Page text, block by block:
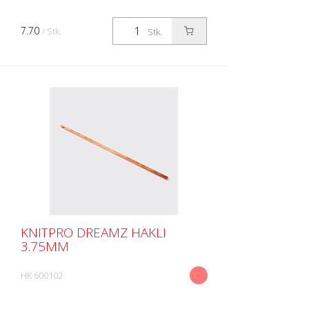
Stk.
7.70 / Stk.
KNITPRO DREAMZ HÄKLI
3.75MM
HK 600102